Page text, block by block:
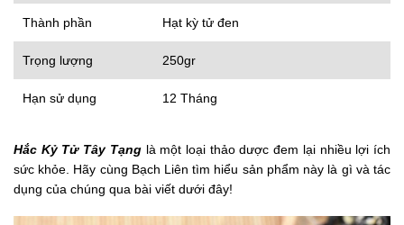
Thành phần Hạt kỳ tử đen
Trọng lượng 250gr
Hạn sử dụng 12 Tháng
Hắc Kỷ Tử Tây Tạnglà một loại thảo dược đem lại nhiều lợi ích
sức khỏe. Hãy cùng Bạch Liên tìm hiểu sản phẩm này là gì và tác
dụng của chúng qua bài viết dưới đây!